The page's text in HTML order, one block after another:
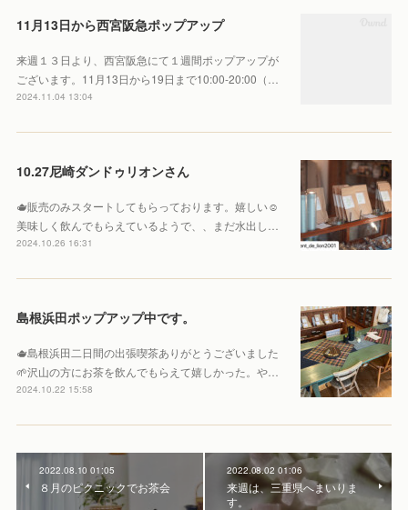
11月13日から西宮阪急ポップアップ
来週１３日より、西宮阪急にて１週間ポップアップが
ございます。11月13日から19日まで10:00-20:00（…
2024.11.04 13:04
10.27尼崎ダンドゥリオンさん
🫖販売のみスタートしてもらっております。嬉しい☺️
美味しく飲んでもらえているようで、、まだ水出し…
2024.10.26 16:31
島根浜田ポップアップ中です。
🫖島根浜田二日間の出張喫茶ありがとうございました
🌱沢山の方にお茶を飲んでもらえて嬉しかった。や…
2024.10.22 15:58
2022.08.10 01:05
８月のピクニックでお茶会
2022.08.02 01:06
来週は、三重県へまいりま
す。